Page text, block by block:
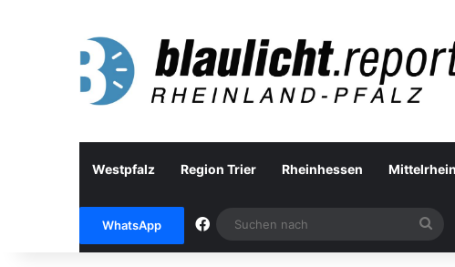
Westpfalz Region Trier Rheinhessen Mittelrhein
WhatsApp Facebook